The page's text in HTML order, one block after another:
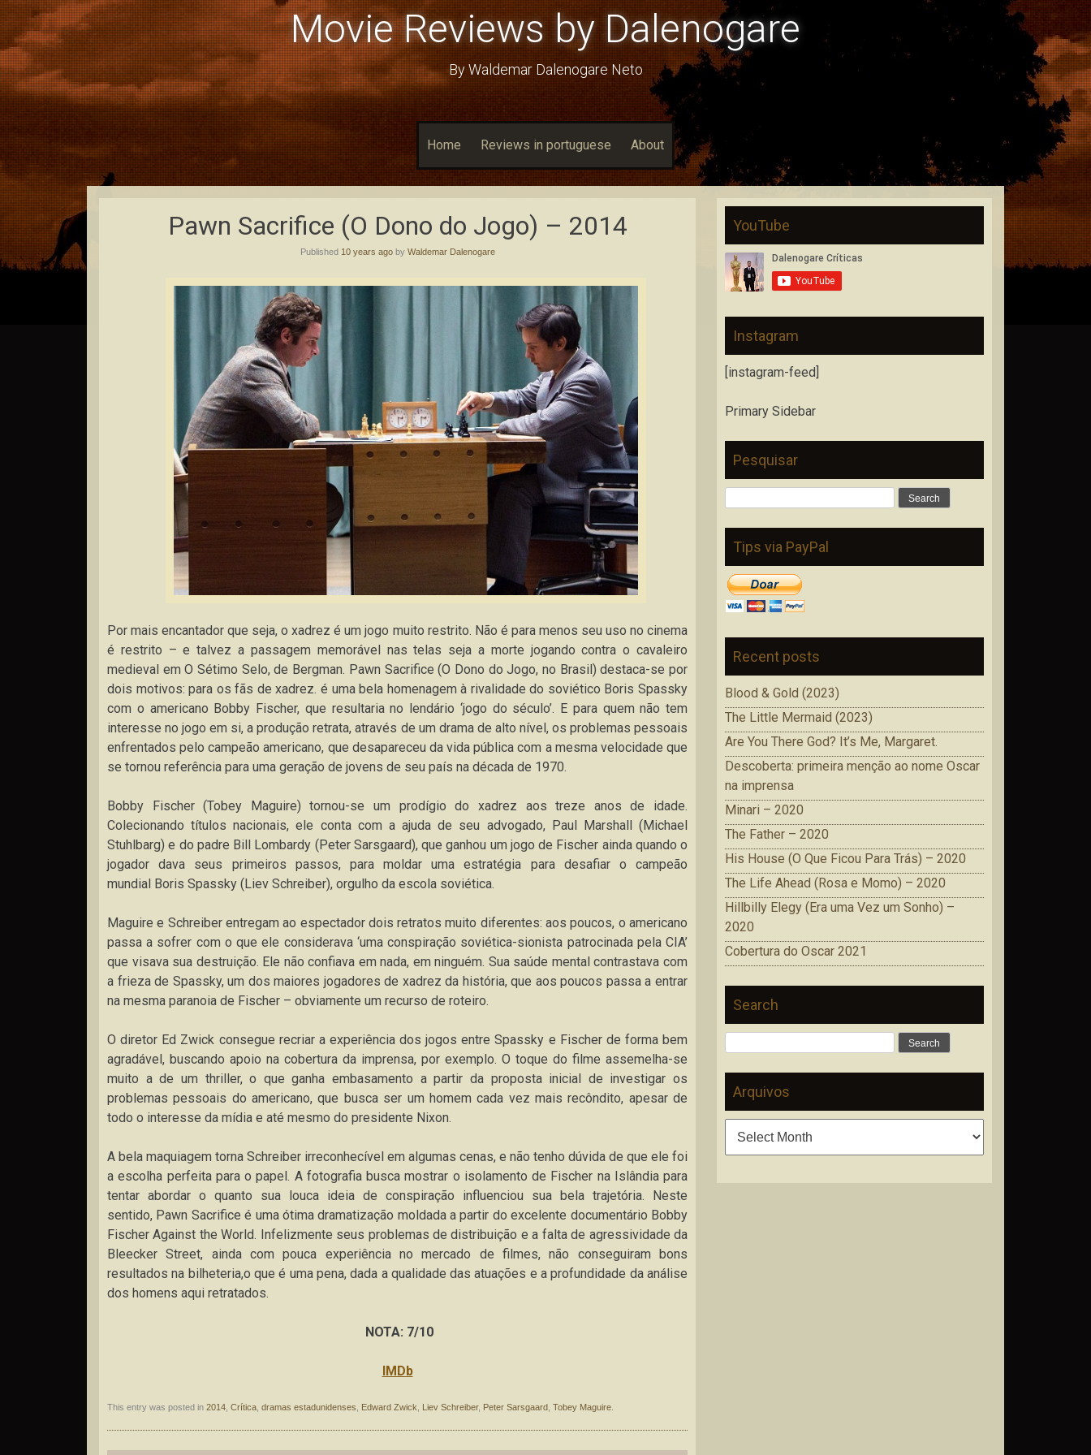
Movie Reviews by Dalenogare
By Waldemar Dalenogare Neto
Home Reviews in portuguese About
Pawn Sacrifice (O Dono do Jogo) – 2014
Published 10 years agoby Waldemar Dalenogare
Por mais encantador que seja, o xadrez é um jogo muito restrito. Não é para menos seu uso no cinema
é restrito – e talvez a passagem memorável nas telas seja a morte jogando contra o cavaleiro
medieval em O Sétimo Selo, de Bergman. Pawn Sacrifice (O Dono do Jogo, no Brasil) destaca-se por
dois motivos: para os fãs de xadrez. é uma bela homenagem à rivalidade do soviético Boris Spassky
com o americano Bobby Fischer, que resultaria no lendário ‘jogo do século’. E para quem não tem
interesse no jogo em si, a produção retrata, através de um drama de alto nível, os problemas pessoais
enfrentados pelo campeão americano, que desapareceu da vida pública com a mesma velocidade que
se tornou referência para uma geração de jovens de seu país na década de 1970.
Bobby Fischer (Tobey Maguire) tornou-se um prodígio do xadrez aos treze anos de idade.
Colecionando títulos nacionais, ele conta com a ajuda de seu advogado, Paul Marshall (Michael
Stuhlbarg) e do padre Bill Lombardy (Peter Sarsgaard), que ganhou um jogo de Fischer ainda quando o
jogador dava seus primeiros passos, para moldar uma estratégia para desafiar o campeão
mundial Boris Spassky (Liev Schreiber), orgulho da escola soviética.
Maguire e Schreiber entregam ao espectador dois retratos muito diferentes: aos poucos, o americano
passa a sofrer com o que ele considerava ‘uma conspiração soviética-sionista patrocinada pela CIA’
que visava sua destruição. Ele não confiava em nada, em ninguém. Sua saúde mental contrastava com
a frieza de Spassky, um dos maiores jogadores de xadrez da história, que aos poucos passa a entrar
na mesma paranoia de Fischer – obviamente um recurso de roteiro.
O diretor Ed Zwick consegue recriar a experiência dos jogos entre Spassky e Fischer de forma bem
agradável, buscando apoio na cobertura da imprensa, por exemplo. O toque do filme assemelha-se
muito a de um thriller, o que ganha embasamento a partir da proposta inicial de investigar os
problemas pessoais do americano, que busca ser um homem cada vez mais recôndito, apesar de
todo o interesse da mídia e até mesmo do presidente Nixon.
A bela maquiagem torna Schreiber irreconhecível em algumas cenas, e não tenho dúvida de que ele foi
a escolha perfeita para o papel. A fotografia busca mostrar o isolamento de Fischer na Islândia para
tentar abordar o quanto sua louca ideia de conspiração influenciou sua bela trajetória. Neste
sentido, Pawn Sacrifice é uma ótima dramatização moldada a partir do excelente documentário Bobby
Fischer Against the World. Infelizmente seus problemas de distribuição e a falta de agressividade da
Bleecker Street, ainda com pouca experiência no mercado de filmes, não conseguiram bons
resultados na bilheteria,o que é uma pena, dada a qualidade das atuações e a profundidade da análise
dos homens aqui retratados.
NOTA: 7/10
IMDb
This entry was posted in 2014 Crítica dramas estadunidenses Edward Zwick Liev Schreiber, Peter Sarsgaard Tobey Maguire
YouTube
Instagram
[instagram-feed]
Primary Sidebar
Pesquisar
Tips via PayPal
Recent posts
Blood & Gold (2023)
The Little Mermaid (2023)
Are You There God? It’s Me, Margaret.
Descoberta: primeira menção ao nome Oscar
na imprensa
Minari – 2020
The Father – 2020
His House (O Que Ficou Para Trás) – 2020
The Life Ahead (Rosa e Momo) – 2020
Hillbilly Elegy (Era uma Vez um Sonho) –
2020
Cobertura do Oscar 2021
Search
Arquivos